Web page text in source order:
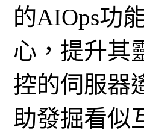
的AIOps功
心，提升其
控的伺服器
助發掘看似